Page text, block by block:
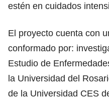
estén en cuidados
El proyecto cuenta con
conformado por:
Estudio de
la Universidad del
de la Universidad CES